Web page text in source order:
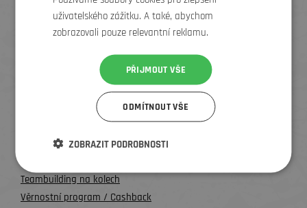
UŽITEČNÉ INFO
Teambuilding na kolech
Věrnostní program / Cashback
uživatelského zážitku. A také, abychom
zobrazovali pouze relevantní reklamu.
PŘIJMOUT VŠE
ODMÍTNOUT VŠE
ZOBRAZIT PODROBNOSTI